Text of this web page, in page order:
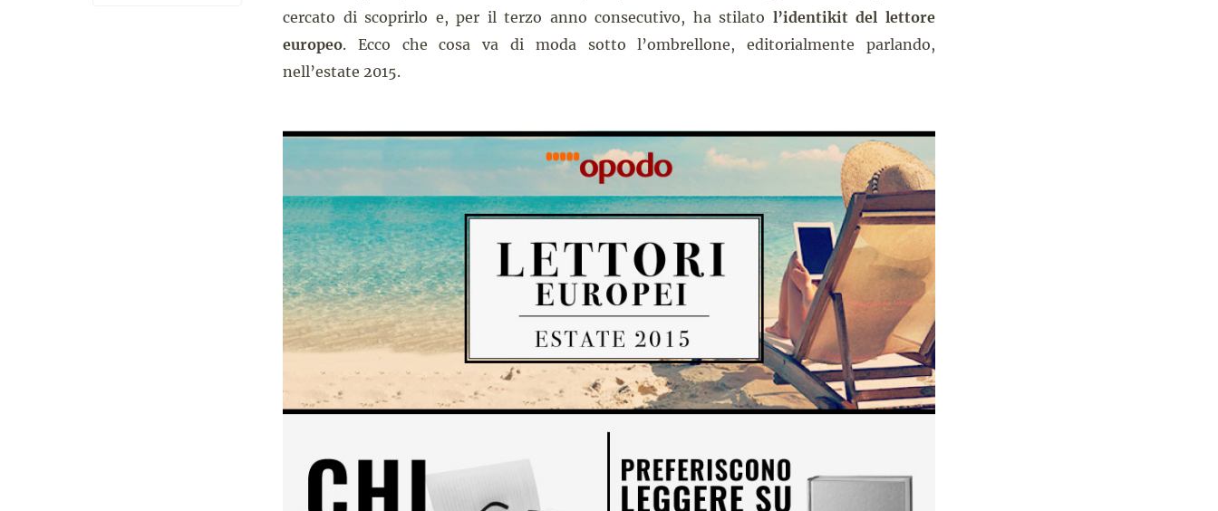
cercato di scoprirlo e, per il terzo anno consecutivo, ha stilato l’identikit del lettore
europeo. Ecco che cosa va di moda sotto l’ombrellone, editorialmente parlando,
nell’estate 2015.